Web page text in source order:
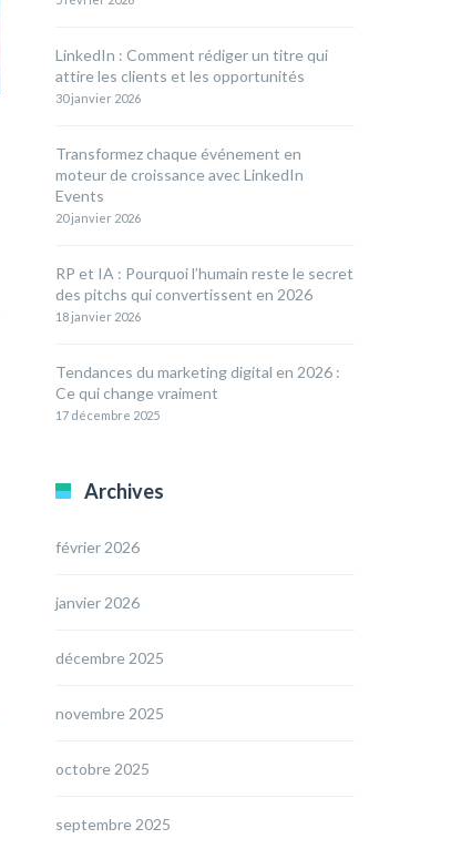
LinkedIn : Comment rédiger un titre qui
attire les clients et les opportunités
30 janvier 2026
Transformez chaque événement en
moteur de croissance avec LinkedIn
Events
20 janvier 2026
RP et IA : Pourquoi l’humain reste le secret
des pitchs qui convertissent en 2026
18 janvier 2026
Tendances du marketing digital en 2026 :
Ce qui change vraiment
17 décembre 2025
Archives
février 2026
janvier 2026
décembre 2025
novembre 2025
octobre 2025
septembre 2025